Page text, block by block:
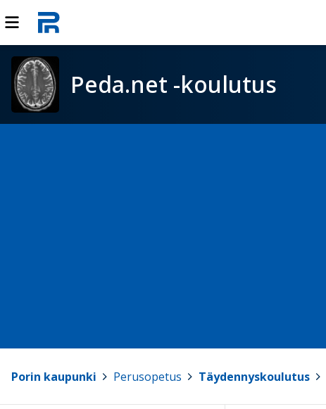
Peda.net -koulutus
Porin kaupunki Perusopetus Täydennyskoulutus